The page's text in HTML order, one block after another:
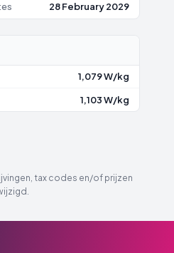
28 February 2029
1,079 W/kg
1,103 W/kg
tax codes en/of prijzen